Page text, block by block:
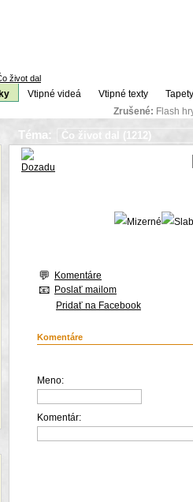
život dal
Vtipné videá Vtipné texty
Zrušené: Flash
Téma:
Komentáre
Poslať mailom
Pridať na Facebook
Komentáre
Meno:
Komentár: